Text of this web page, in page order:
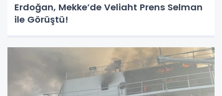
Erdoğan, Mekke’de Veliaht Prens Selman
ile Görüştü!